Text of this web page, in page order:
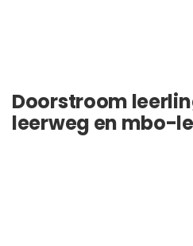
Doorstroom
leerweg en mbo-